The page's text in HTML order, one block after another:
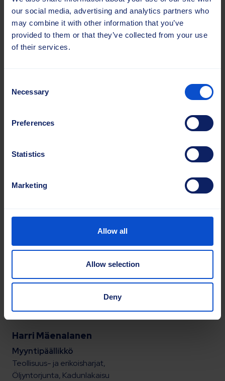
our social media, advertising and analytics partners who
may combine it with other information that you’ve
provided to them or that they’ve collected from your use
of their services.
Selection
Necessary
Preferences
Statistics
Marketing
Allow all
Allow selection
Deny
Myyntipäällikkö
Puh.+358 40 162 3900
Harri Mäenalanen
Myyntipäällikkö
Teollisuus- ja erikoisharjat,
Öljyntorjunta, Kadunlakaisu